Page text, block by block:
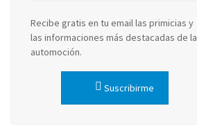
Recibe gratis en tu email las primicias y
las informaciones más destacadas de la
automoción.
Suscribirme